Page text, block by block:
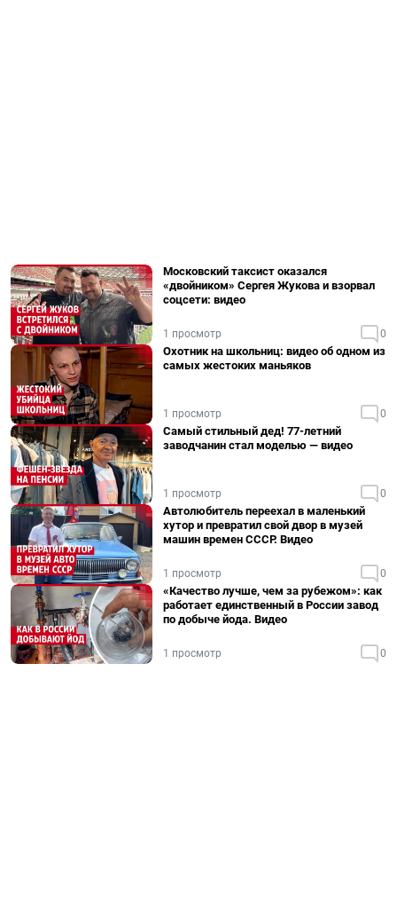
Московский таксист оказался
«двойником» Сергея Жукова и взорвал
соцсети: видео
1 просмотр 0
Охотник на школьниц: видео об одном из
самых жестоких маньяков
1 просмотр 0
Самый стильный дед! 77-летний
заводчанин стал моделью — видео
1 просмотр 0
Автолюбитель переехал в маленький
хутор и превратил свой двор в музей
машин времен СССР. Видео
1 просмотр 0
«Качество лучше, чем за рубежом»: как
работает единственный в России завод
по добыче йода. Видео
1 просмотр 0